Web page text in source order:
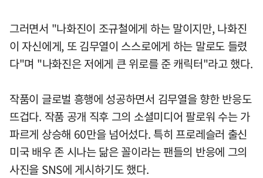
그러면서 "나화진이 조규철에게 하는 말이지만, 나화진
이 자신에게, 또 김무열이 스스로에게 하는 말로도 들렸
다"며 "나화진은 저에게 큰 위로를 준 캐릭터"라고 했다.
작품이 글로벌 흥행에 성공하면서 김무열을 향한 반응도
뜨겁다. 작품 공개 직후 그의 소셜미디어 팔로워 수는 가
파르게 상승해 60만을 넘어섰다. 특히 프로레슬러 출신
미국 배우 존 시나는 닮은 꼴이라는 팬들의 반응에 그의
사진을 SNS에 게시하기도 했다.